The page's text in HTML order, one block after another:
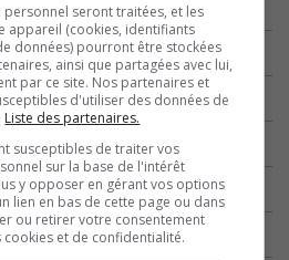
seront traitées, et les
appareil (cookies, identifiants
données) pourront être stockées
ainsi que partagées avec lui,
par ce site. Nos partenaires et
d'utiliser des données de
Liste des partenaires.
susceptibles de traiter vos
sur la base de l'intérêt
y opposer en gérant vos options
lien en bas de cette page ou dans
ou retirer votre consentement
et de confidentialité.